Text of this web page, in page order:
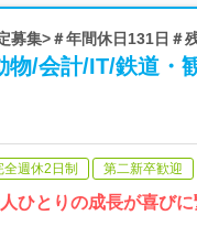
募集>＃年間休日131日＃
/会計/IT/鉄道・
全週休2日制 第二新卒歓迎
ひとりの成長が喜び